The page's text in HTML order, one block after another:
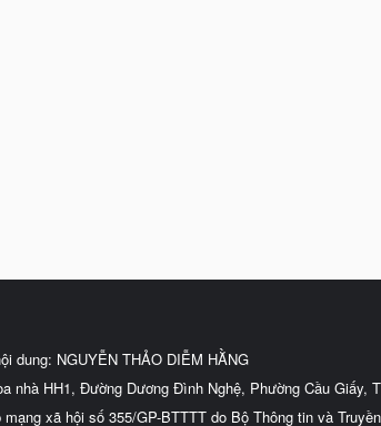
dung: NGUYỄN THẢO DIỄM HẰNG
nhà HH1, Đường Dương Đình Nghệ, Phường Cầu Giấy,
xã hội số 355/GP-BTTTT do Bộ Thông tin và